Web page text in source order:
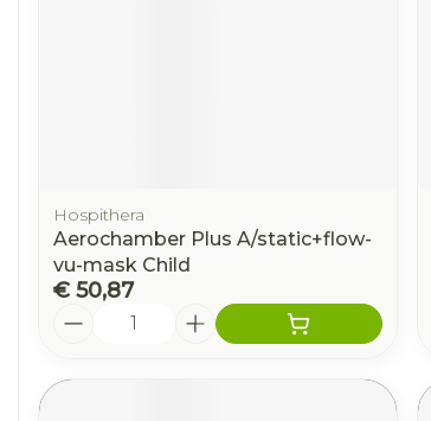
Hospithera
Aerochamber Plus A/static+flow-
vu-mask Child
€ 50,87